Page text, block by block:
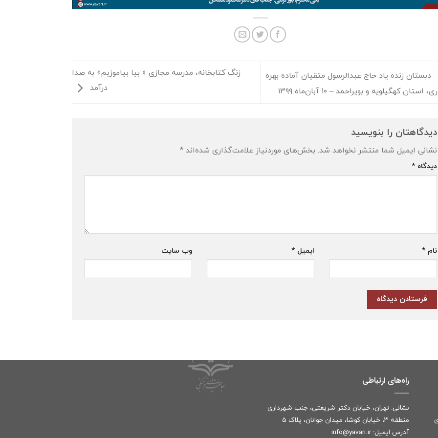
دبستان زنده ياد حاج عبدالرسول متقيان آماده بهره
استان كهگيلويه و بويراحمد – ۱۰ آبان‌ماه ۱۳۹۹
زنگ کتابخانه، مدرسه مجازی « بیا بیاموزیم» به صدا
درآمد
دیدگاهتان را بنویسید
نشانی ایمیل شما منتشر نخواهد شد. بخش‌های موردنیاز علامت‌گذاری شده‌اند*
دیدگاه*
نام* ایمیل * وب‌ سایت
راه‌های ارتباطی
نشانی: تهران، خیابان دکتر شریعتی، جنب شهرداری
منطقه ۳، خیابان کوشا، میدان جوانان، پلاک ۵
آدرس ایمیل: info@yavari.ir